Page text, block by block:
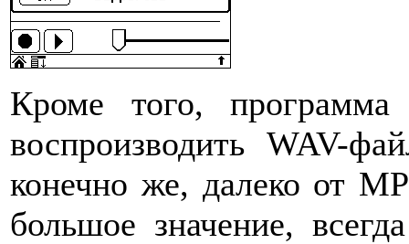
Кроме того,
воспроизводить WAV-
конечно же, далеко от
большое значение,